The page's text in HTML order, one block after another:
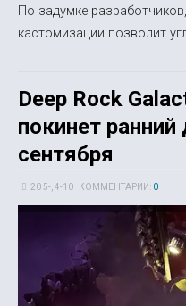
По задумке
кастомизации позволит
Deep Rock
покинет ранний
сентября
20 5-, 4-10 КОММЕНТАРИИ: 0